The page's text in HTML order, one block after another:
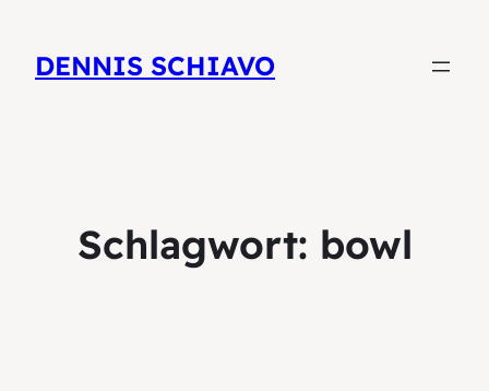
DENNIS SCHIAVO
Schlagwort: bowl